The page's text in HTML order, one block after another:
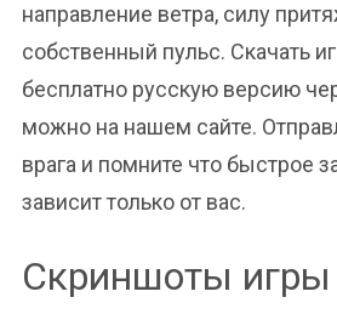
направление ветра, силу
собственный пульс. Скачать
бесплатно русскую версию
можно на нашем сайте.
врага и помните что быстрое
зависит только от вас.
Скриншоты игры